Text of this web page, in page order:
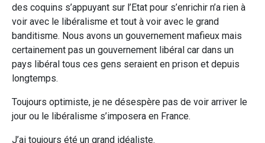
des coquins s’appuyant sur l’Etat pour s’enrichir n’a rien à
voir avec le libéralisme et tout à voir avec le grand
banditisme. Nous avons un gouvernement mafieux mais
certainement pas un gouvernement libéral car dans un
pays libéral tous ces gens seraient en prison et depuis
longtemps.
Toujours optimiste, je ne désespère pas de voir arriver le
jour ou le libéralisme s’imposera en France.
J’ai toujours été un grand idéaliste.